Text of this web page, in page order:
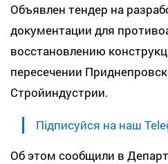
Объявлен тендер на
документации для
восстановлению
пересечении
Стройиндустрии.
Підписуйся на наш
Об этом сообщили в